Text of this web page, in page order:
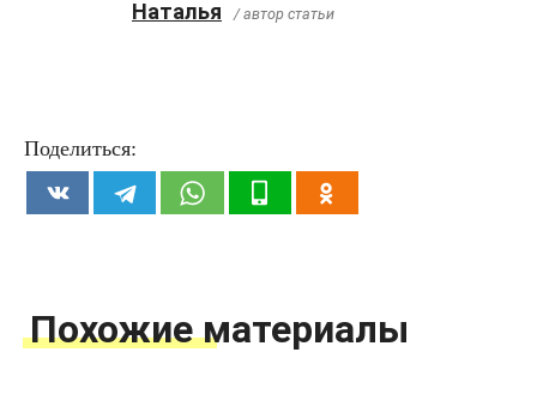
Наталья / автор статьи
Поделиться:
Похожие материалы